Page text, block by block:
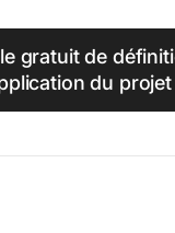
gratuit de
du projet